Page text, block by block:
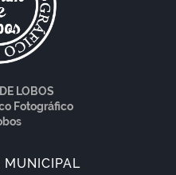
LOBOS
Fotográfico
MUNICIPAL